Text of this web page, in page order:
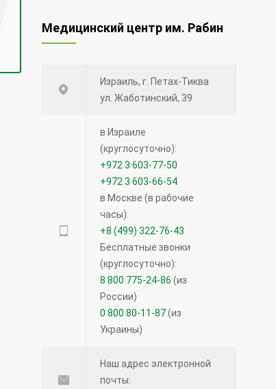
Медицинский центр им. Рабин
Израиль, г. Петах-Тиква
ул. Жаботинский, 39
в Израиле
(круглосуточно):
+972 3 603-77-50
+972 3 603-66-54
в Москве (в рабочие
часы):
+8 (499) 322-76-43
Бесплатные звонки
(круглосуточно):
8 800 775-24-86 (из
России)
0 800 80-11-87(из
Украины)
Наш адрес электронной
почты: